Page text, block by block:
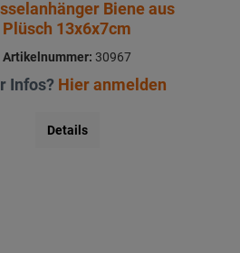
Biene aus
Plüsch 13x6x7cm
Artikelnummer: 30967
Infos? Hier anmelden
Details